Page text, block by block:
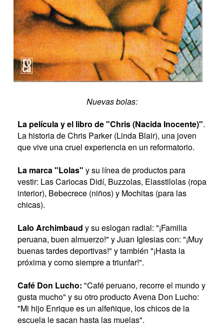
Nuevas bolas:
La película y el libro de "Chris (Nacida Inocente)".
La historia de Chris Parker (Linda Blair), una joven
que vive una cruel experiencia en un reformatorio.
La marca "Lolas" y su línea de productos para
vestir: Las Cariocas Didí, Buzzolas, Elasstilolas (ropa
interior), Bebecrece (niños) y Mochitas (para las
chicas).
Lalo Archimbaud y su eslogan radial: "¡Familia
peruana, buen almuerzo!" y Juan Iglesias con: "¡Muy
buenas tardes deportivas!" y también "¡Hasta la
próxima y como siempre a triunfar!".
Café Don Lucho: "Café peruano, recorre el mundo y
gusta mucho" y su otro producto Avena Don Lucho:
"Mi hijo Enrique es un alfeñique, los chicos de la
escuela le sacan hasta las muelas".